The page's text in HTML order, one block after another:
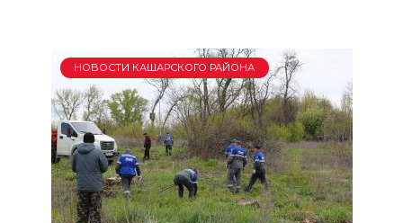
НОВОСТИ КАШАРСКОГО РАЙОНА